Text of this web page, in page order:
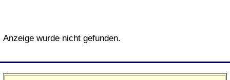
Anzeige wurde nicht gefunden.